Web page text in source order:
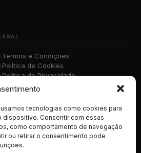
tecnologias como cookies para
dispositivo. Consentir com essas
como comportamento de navegação
ou retirar o consentimento pode
LEGAL
Termos e Condições
Política de Cookies
Política de Privacidade
RGPD